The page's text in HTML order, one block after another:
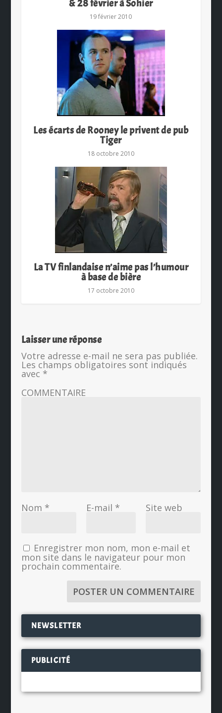
& 28 février à Sohier
19 février 2010
Les écarts de Rooney le privent de pub
Tiger
18 octobre 2010
La TV finlandaise n’aime pas l’humour
à base de bière
17 octobre 2010
Laisser une réponse
Votre adresse e-mail ne sera pas publiée.
Les champs obligatoires sont indiqués
avec *
COMMENTAIRE
Nom * E-mail * Site web
Enregistrer mon nom, mon e-mail et
mon site dans le navigateur pour mon
prochain commentaire.
NEWSLETTER
PUBLICITÉ